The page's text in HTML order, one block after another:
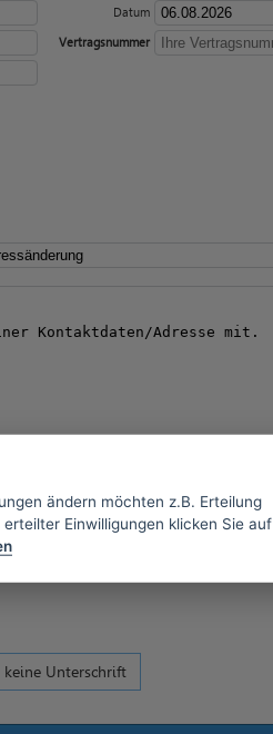
Datum
Vertragsnummer
keine Unterschrift
ändern möchten z.B. Erteilung
Einwilligungen klicken Sie auf